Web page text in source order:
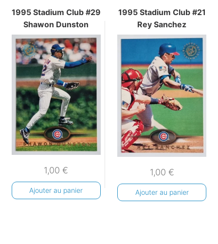
1995 Stadium Club #29
Shawon Dunston
1,00€
Ajouter au panier
1995 Stadium Club #21
Rey Sanchez
1,00 €
Ajouter au panier